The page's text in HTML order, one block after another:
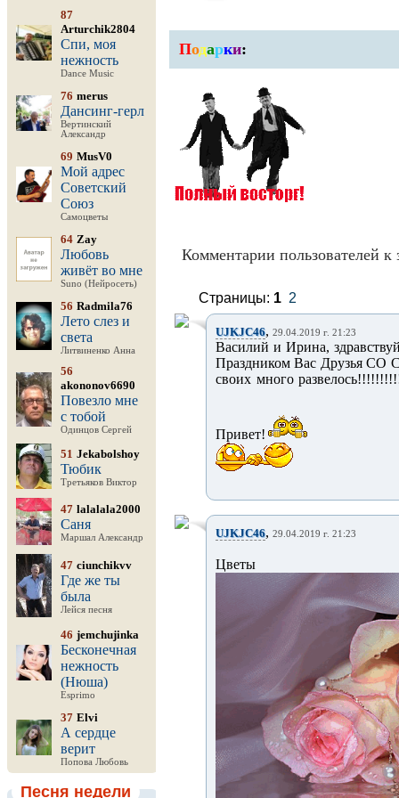
87
Arturchik2804
Спи, моя
нежность
Dance Music
76 merus
Дансинг-герл
Вертинский
Александр
69 MusV0
Мой адрес
Советский
Союз
Самоцветы
64 Zay
Любовь
живёт во мне
Suno (Нейросеть)
56 Radmila76
Лето слез и
света
Литвиненко Анна
56
akononov6690
Повезло мне
с тобой
Одинцов Сергей
51 Jekabolshoy
Тюбик
Третьяков Виктор
47 lalalala2000
Саня
Маршал Александр
47 ciunchikvv
Где же ты
была
Лейся песня
46 jemchujinka
Бесконечная
нежность
(Нюша)
Esprimo
37 Elvi
А сердце
верит
Попова Любовь
Песня недели
Подарки:
Комментарии пользователей к
Страницы: 1 2
UJKJC46, 29.04.2019 г. 21:23
Василий и Ирина,
Праздником Вас Друзья
своих много
Привет!
UJKJC46, 29.04.2019 г. 21:23
Цветы